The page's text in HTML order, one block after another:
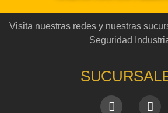
Visita nuestras redes y nuestras
Seguridad